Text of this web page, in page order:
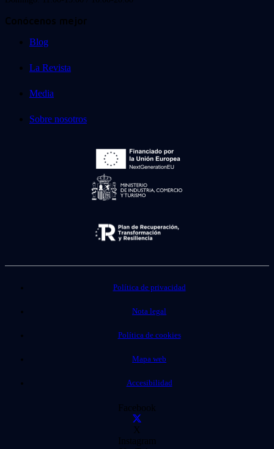
Conócenos mejor
Blog
La Revista
Media
Sobre nosotros
Política de privacidad
Nota legal
Política de cookies
Mapa web
Accesibilidad
Facebook
X
Instagram